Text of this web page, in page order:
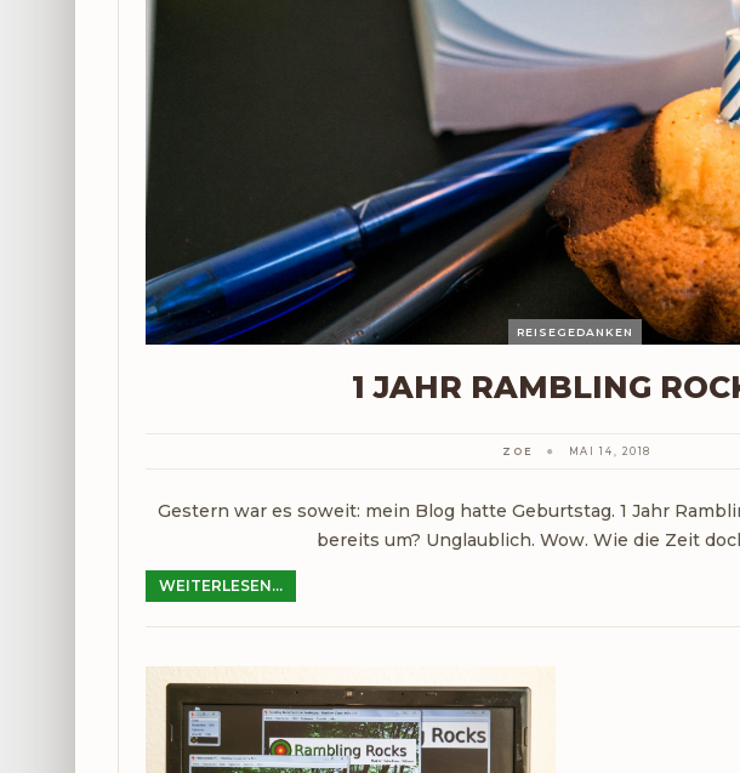
REISEGEDANKEN
1 JAHR RAMBLING
ZOE MAI 14, 2018
Gestern war es soweit: mein Blog hatte Geburtstag. 1 Jahr
bereits um? Unglaublich. Wow. Wie die Zeit
WEITERLESEN...